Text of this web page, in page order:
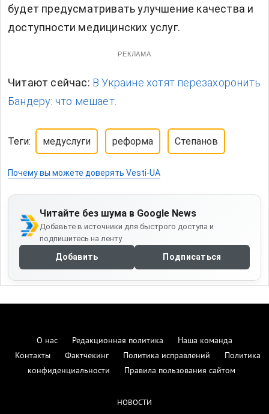
будет предусматривать улучшение качества и
доступности медицинских услуг.
РЕКЛАМА
Читают сейчас: В Украине хотят перезахоронить
Бандеру: что мешает.
Теги: медуслуги реформа Степанов
Почему вы можете доверять Vesti-UA
Читайте без шума в Google News
Добавьте в источники для быстрого доступа и
подпишитесь на ленту
Добавить Подписаться
О нас Редакционная политика
Наша команда
Контакты
Фактчекинг Политика исправлений
Политика
конфиденциальности
Правила пользования сайтом
НОВОСТИ